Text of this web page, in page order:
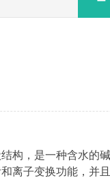
构，是一种含水的
离子变换功能，并